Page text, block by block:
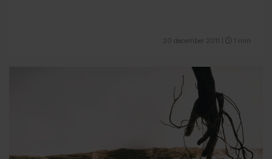
20 december 2011 1 min